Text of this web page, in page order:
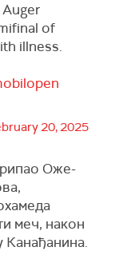
of
illness.
20, 2025
Оже-
меч, након
Канађанина.